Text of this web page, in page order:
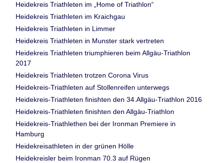
Heidekreis Triathleten im „Home of Triathlon“
Heidekreis Triathleten im Kraichgau
Heidekreis Triathleten in Limmer
Heidekreis Triathleten in Munster stark vertreten
Heidekreis Triathleten triumphieren beim Allgäu-Triathlon
2017
Heidekreis Triathleten trotzen Corona Virus
Heidekreis-Triathleten auf Stollenreifen unterwegs
Heidekreis-Triathleten finishten den 34.Allgäu-Triathlon 2016
Heidekreis-Triathleten finishten den Allgäu-Triathlon
Heidekreis-Triathlethen bei der Ironman Premiere in
Hamburg
Heidekreisathleten in der grünen Hölle
Heidekreisler beim Ironman 70.3 auf Rügen